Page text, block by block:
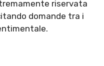
riservata
domande tra i